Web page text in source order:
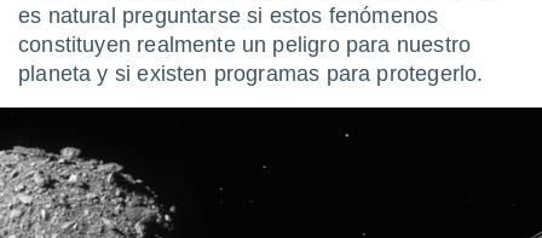
y
forma
digital
permite
es natural preguntarse si estos fenómenos
constituyen realmente un peligro para nuestro
planeta y si existen programas para protegerlo.